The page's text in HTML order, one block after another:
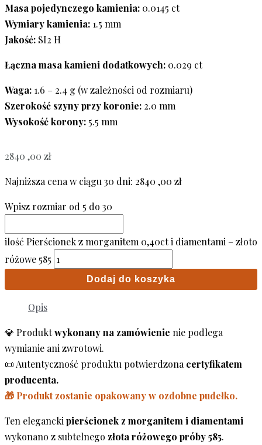
Masa pojedynczego kamienia: 0.0145 ct
Wymiary kamienia: 1.5 mm
Jakość: SI2 H
Łączna masa kamieni dodatkowych: 0.029 ct
Waga: 1.6 – 2.4 g (w zależności od rozmiaru)
Szerokość szyny przy koronie: 2.0 mm
Wysokość korony: 5.5 mm
2840 ,00 zł
Najniższa cena w ciągu 30 dni: 2840 ,00 zł
Wpisz rozmiar od 5 do 30
ilość Pierścionek z morganitem 0,40ct i diamentami – złoto
różowe 585
Dodaj do koszyka
Opis
💎 Produktwykonany na zamówienie nie podlega
wymianie ani zwrotowi.
📜 Autentyczność produktu potwierdzona certyfikatem
producenta.
🎁 Produkt zostanie opakowany w ozdobne pudełko.
Ten elegancki pierścionek z morganitem i diamentami
wykonano z subtelnego złota różowego próby 585.